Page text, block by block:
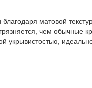
матовой
чем обычные
укрывистостью,